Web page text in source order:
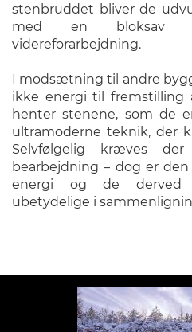
stenbruddet bliver de
med en bloksav
videreforarbejdning.
I modsætning til andre
ikke energi til fremstilling
henter stenene, som de
ultramoderne teknik, der
Selvfølgelig kræves
bearbejdning – dog er
energi og de derved
ubetydelige i